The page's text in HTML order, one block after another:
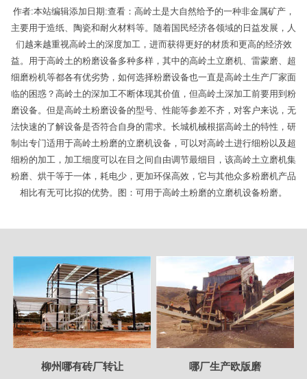
作者:本站编辑添加日期:查看：高岭土是大自然给予的一种非金属矿产，
主要用于造纸、陶瓷和耐火材料等。随着国民经济各领域的日益发展，人
们越来越重视高岭土的深度加工，进而获得更好的材质和更高的经济效
益。用于高岭土的粉磨设备多种多样，其中的高岭土立磨机、雷蒙磨、超
细磨粉机等都各有优劣势，如何选择粉磨设备也一直是高岭土生产厂家面
临的困惑？高岭土的深加工不断体现其价值，但高岭土深加工前要用到粉
磨设备。但是高岭土粉磨设备的型号、性能等参差不齐，对客户来说，无
法快速的了解设备是否符合自身的需求。长城机械根据高岭土的特性，研
制出专门适用于高岭土粉磨的立磨机设备，可以对高岭土进行细粉以及超
细粉的加工，加工细度可以在目之间自由调节最细目，该高岭土立磨机集
粉磨、烘干等于一体，耗电少，更加环保高效，它与其他众多粉磨机产品
相比有无可比拟的优势。图：可用于高岭土粉磨的立磨机设备粉磨。
柳州哪有砖厂转让 哪厂生产欧版磨